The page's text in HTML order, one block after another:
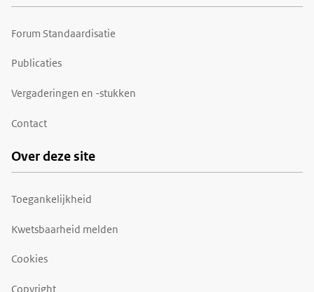
Forum Standaardisatie
Publicaties
Vergaderingen en -stukken
Contact
Over deze site
Toegankelijkheid
Kwetsbaarheid melden
Cookies
Copyright